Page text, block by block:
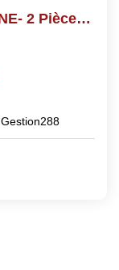
BORDEAUX MUSEE D'AQUITAINE- 2 Pièces - 62 M2
Gestion288